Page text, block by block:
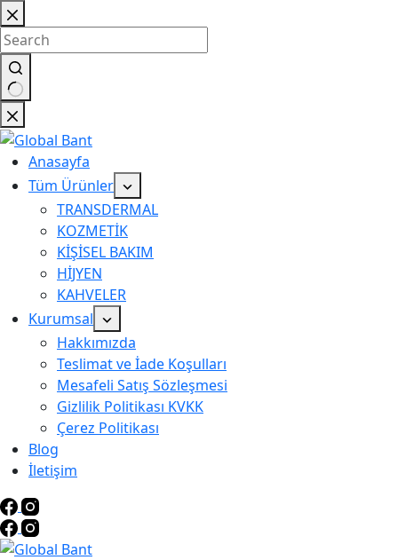
Anasayfa
Tüm Ürünler
TRANSDERMAL
KOZMETİK
KİŞİSEL BAKIM
HİJYEN
KAHVELER
Kurumsal
Hakkımızda
Teslimat ve İade Koşulları
Mesafeli Satış Sözleşmesi
Gizlilik Politikası KVKK
Çerez Politikası
Blog
İletişim